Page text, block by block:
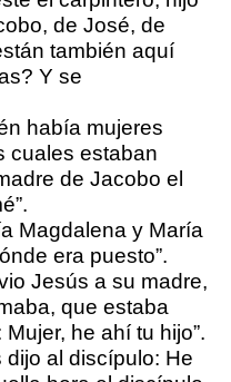
de José, de
también aquí
Y se
había mujeres
cuales estaban
de Jacobo el
Magdalena y María
era puesto”.
Jesús a su madre,
que estaba
he ahí tu hijo”.
dijo al discípulo: He